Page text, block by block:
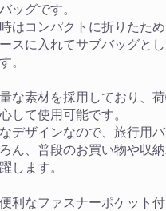
ッグです。
はコンパクトに折りたため
スに入れてサブバッグと
。
な素材を採用しており、
して使用可能です。
デザインなので、旅行用
ん、普段のお買い物や収
します。
利なファスナーポケット付